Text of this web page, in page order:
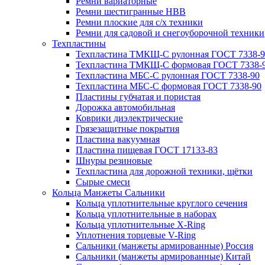
Ремни шестигранные HBB
Ремни плоские для с/х техники
Ремни для садовой и снегоуборочной техники
Техпластины
Техпластина ТМКЩ-С рулонная ГОСТ 7338-
Техпластина ТМКЩ-С формовая ГОСТ 7338-
Техпластина МБС-С рулонная ГОСТ 7338-90
Техпластина МБС-С формовая ГОСТ 7338-90
Пластины губчатая и пористая
Дорожка автомобильная
Коврики диэлектрические
Грязезащитные покрытия
Пластина вакуумная
Пластина пищевая ГОСТ 17133-83
Шнуры резиновые
Техпластина для дорожной техники, щётки
Сырые смеси
Кольца Манжеты Сальники
Кольца уплотнительные круглого сечения
Кольца уплотнительные в наборах
Кольца уплотнительные Х-Ring
Уплотнения торцевые V-Ring
Сальники (манжеты армированные) Россия
Сальники (манжеты армированные) Китай